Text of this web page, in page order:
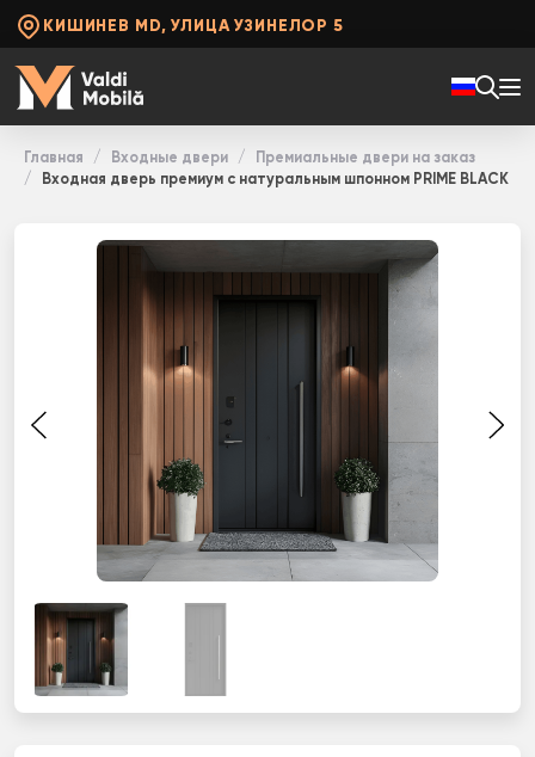
КИШИНЕВ MD, УЛИЦА УЗИНЕЛОР 5
Главная Входные двери
Премиальные двери на заказ
Входная дверь премиум с натуральным шпонном PRIME BLACK